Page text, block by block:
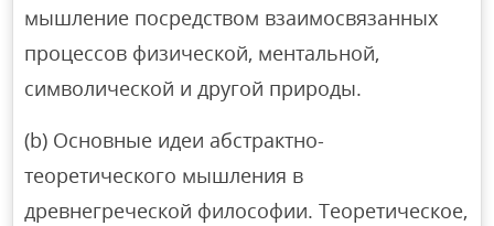
мышление посредством взаимосвязанных
процессов физической, ментальной,
символической и другой природы.
(b) Основные идеи абстрактно-
теоретического мышления в
древнегреческой философии. Теоретическое,